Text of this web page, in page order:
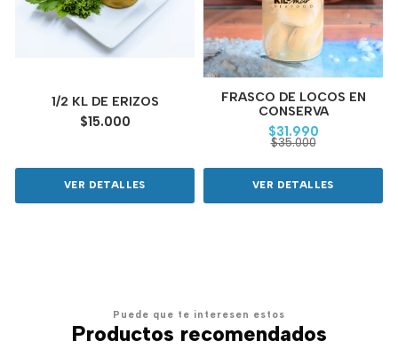
1/2 KL DE ERIZOS
$15.000
VER DETALLES
FRASCO DE LOCOS EN
CONSERVA
$31.990
$35.000
VER DETALLES
Puede que te interesen estos
Productos recomendados